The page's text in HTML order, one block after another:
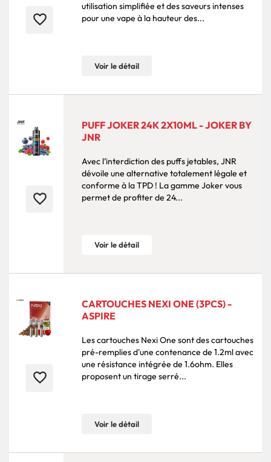
favorite_border
utilisation simplifiée et des saveurs intenses
pour une vape à la hauteur des...
Voir le détail
favorite_border
PUFF JOKER 24K 2X10ML - JOKER BY
JNR
Avec l’interdiction des puffs jetables, JNR
dévoile une alternative totalement légale et
conforme à la TPD ! La gamme Joker vous
permet de profiter de 24...
Voir le détail
favorite_border
CARTOUCHES NEXI ONE (3PCS) -
ASPIRE
Les cartouches Nexi One sont des cartouches
pré-remplies d'une contenance de 1.2ml avec
une résistance intégrée de 1.6ohm. Elles
proposent un tirage serré...
Voir le détail